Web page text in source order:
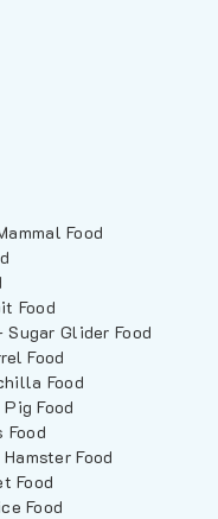
Food
Food
Glider Food
Food
Food
Food
Food
Food
Food
Food